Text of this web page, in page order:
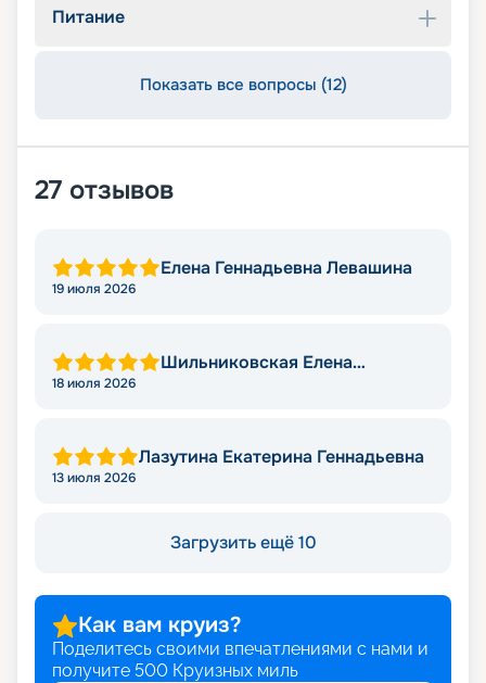
Питание
Показать все вопросы (12)
27 отзывов
Елена Геннадьевна Левашина
19 июля 2026
Шильниковская Елена
18 июля 2026
Лазутина Екатерина Геннадьевна
13 июля 2026
Загрузить ещё 10
Как вам круиз?
Поделитесь своими впечатлениями с нами и
получите 500 Круизных миль